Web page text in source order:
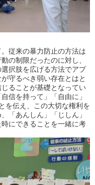
従来の暴力防止の方法は
の制限だったのに対し、
択肢を広げる方法でアプ
守るべき弱い存在とはと
ることが基礎となってい
信を持って」「自由に」
を伝え、この大切な権利を
「あんしん」「じしん」
にできることを一緒に考